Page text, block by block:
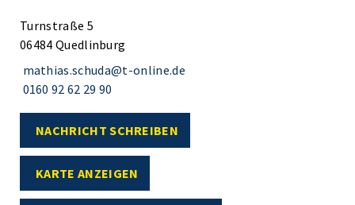
Turnstraße 5
06484 Quedlinburg
mathias.schuda@t-online.de
0160 92 62 29 90
NACHRICHT SCHREIBEN
KARTE ANZEIGEN